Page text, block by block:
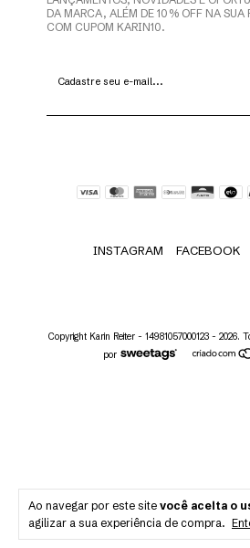
Ao navegar por este site você aceita o
agilizar a sua experiência de compra.
DA MARCA, ALÉM DE 10% OFF NA SUA
COM CUPOM KARIN10.
INSTAGRAM FACEBOOK
Copyright Karin Reiter - 14981057000123 - 2026.
por